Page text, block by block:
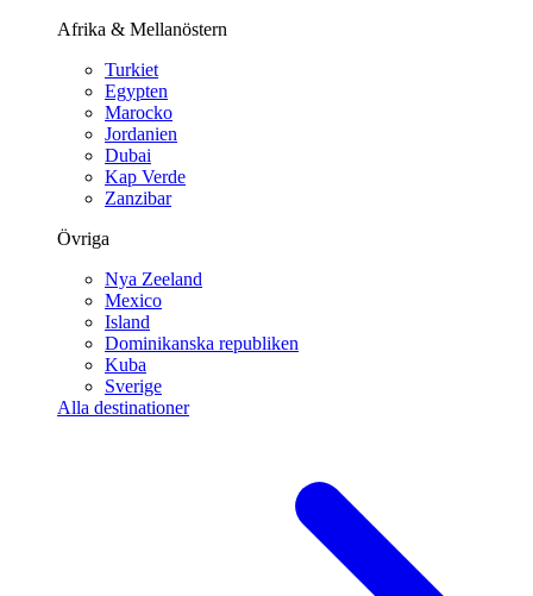
Afrika & Mellanöstern
Turkiet
Egypten
Marocko
Jordanien
Dubai
Kap Verde
Zanzibar
Övriga
Nya Zeeland
Mexico
Island
Dominikanska republiken
Kuba
Sverige
Alla destinationer